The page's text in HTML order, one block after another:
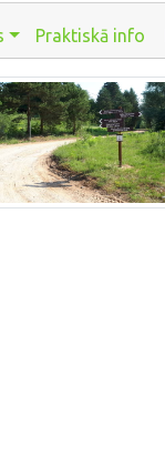
Praktiskā info